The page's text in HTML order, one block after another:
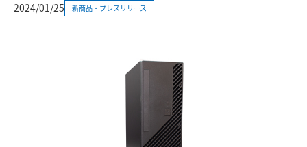
2024/01/25 新商品・プレスリリース